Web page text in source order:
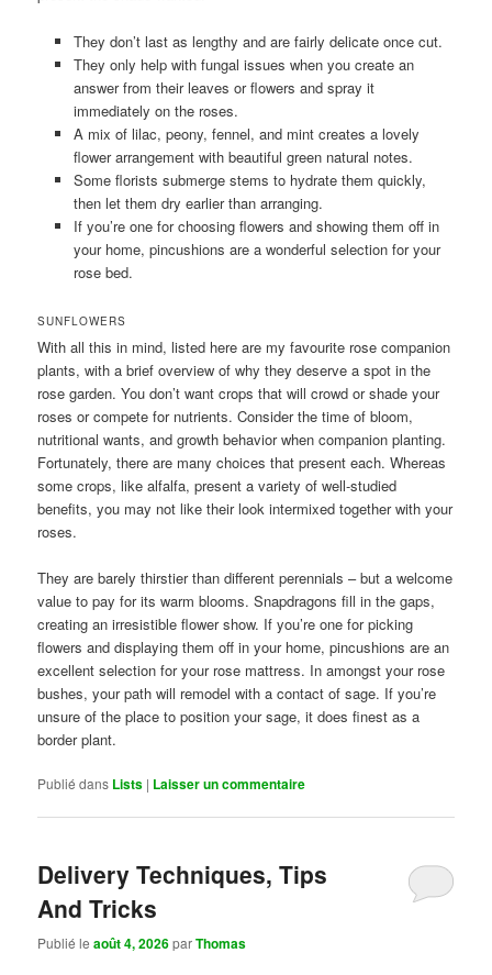
They don’t last as lengthy and are fairly delicate once cut.
They only help with fungal issues when you create an
answer from their leaves or flowers and spray it
immediately on the roses.
A mix of lilac, peony, fennel, and mint creates a lovely
flower arrangement with beautiful green natural notes.
Some florists submerge stems to hydrate them quickly,
then let them dry earlier than arranging.
If you’re one for choosing flowers and showing them off in
your home, pincushions are a wonderful selection for your
rose bed.
SUNFLOWERS
With all this in mind, listed here are my favourite rose companion
plants, with a brief overview of why they deserve a spot in the
rose garden. You don’t want crops that will crowd or shade your
roses or compete for nutrients. Consider the time of bloom,
nutritional wants, and growth behavior when companion planting.
Fortunately, there are many choices that present each. Whereas
some crops, like alfalfa, present a variety of well-studied
benefits, you may not like their look intermixed together with your
roses.
They are barely thirstier than different perennials – but a welcome
value to pay for its warm blooms. Snapdragons fill in the gaps,
creating an irresistible flower show. If you’re one for picking
flowers and displaying them off in your home, pincushions are an
excellent selection for your rose mattress. In amongst your rose
bushes, your path will remodel with a contact of sage. If you’re
unsure of the place to position your sage, it does finest as a
border plant.
Publié dans Lists | Laisser un commentaire
Delivery Techniques, Tips
And Tricks
Publié leaoût 4, 2026parThomas